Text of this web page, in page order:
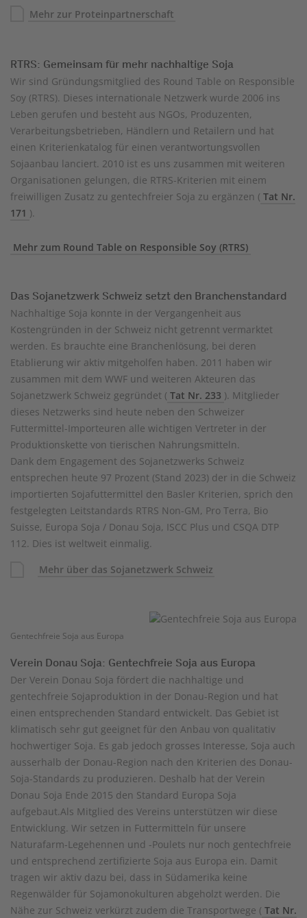
Mehr zur Proteinpartnerschaft
RTRS: Gemeinsam für mehr nachhaltige Soja
Wir sind Gründungsmitglied des Round Table on Responsible
Soy (RTRS). Dieses internationale Netzwerk wurde 2006 ins
Leben gerufen und besteht aus NGOs, Produzenten,
Verarbeitungsbetrieben, Händlern und Retailern und hat
einen Kriterienkatalog für einen verantwortungsvollen
Sojaanbau lanciert. 2010 ist es uns zusammen mit weiteren
Organisationen gelungen, die RTRS-Kriterien mit einem
freiwilligen Zusatz zu gentechfreier Soja zu ergänzen ( Tat Nr.
171 ).
Mehr zum Round Table on Responsible Soy (RTRS)
Das Sojanetzwerk Schweiz setzt den Branchenstandard
Nachhaltige Soja konnte in der Vergangenheit aus
Kostengründen in der Schweiz nicht getrennt vermarktet
werden. Es brauchte eine Branchenlösung, bei deren
Etablierung wir aktiv mitgeholfen haben. 2011 haben wir
zusammen mit dem WWF und weiteren Akteuren das
Sojanetzwerk Schweiz gegründet ( Tat Nr. 233 ). Mitglieder
dieses Netzwerks sind heute neben den Schweizer
Futtermittel-Importeuren alle wichtigen Vertreter in der
Produktionskette von tierischen Nahrungsmitteln.
Dank dem Engagement des Sojanetzwerks Schweiz
entsprechen heute 97 Prozent (Stand 2023) der in die Schweiz
importierten Sojafuttermittel den Basler Kriterien, sprich den
festgelegten Leitstandards RTRS Non-GM, Pro Terra, Bio
Suisse, Europa Soja / Donau Soja, ISCC Plus und CSQA DTP
112. Dies ist weltweit einmalig.
Mehr über das Sojanetzwerk Schweiz
Gentechfreie Soja aus Europa
Verein Donau Soja: Gentechfreie Soja aus Europa
Der Verein Donau Soja fördert die nachhaltige und
gentechfreie Sojaproduktion in der Donau-Region und hat
einen entsprechenden Standard entwickelt. Das Gebiet ist
klimatisch sehr gut geeignet für den Anbau von qualitativ
hochwertiger Soja. Es gab jedoch grosses Interesse, Soja auch
ausserhalb der Donau-Region nach den Kriterien des Donau-
Soja-Standards zu produzieren. Deshalb hat der Verein
Donau Soja Ende 2015 den Standard Europa Soja
aufgebaut.Als Mitglied des Vereins unterstützen wir diese
Entwicklung. Wir setzen in Futtermitteln für unsere
Naturafarm-Legehennen und -Poulets nur noch gentechfreie
und entsprechend zertifizierte Soja aus Europa ein. Damit
tragen wir aktiv dazu bei, dass in Südamerika keine
Regenwälder für Sojamonokulturen abgeholzt werden. Die
Nähe zur Schweiz verkürzt zudem die Transportwege ( Tat Nr.